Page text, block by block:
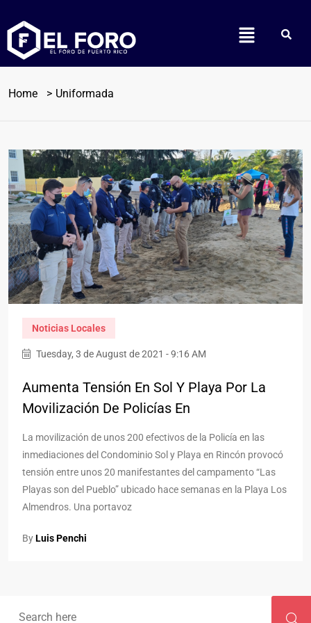
Home Uniformada
Noticias Locales
Tuesday, 3 de August de 2021 - 9:16 AM
Aumenta Tensión En Sol Y Playa Por La
Movilización De Policías En
La movilización de unos 200 efectivos de la Policía en las
inmediaciones del Condominio Sol y Playa en Rincón provocó
tensión entre unos 20 manifestantes del campamento “Las
Playas son del Pueblo” ubicado hace semanas en la Playa Los
Almendros. Una portavoz
ByLuis Penchi